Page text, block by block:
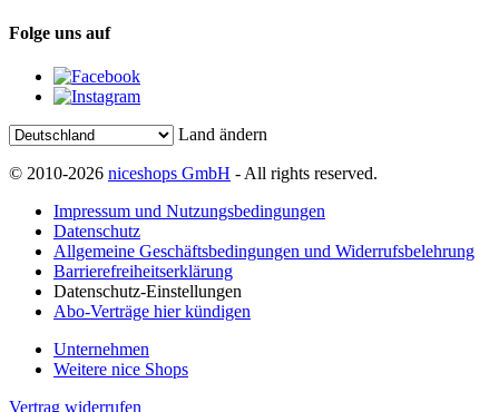
Folge uns auf
Land ändern
© 2010-2026 niceshops GmbH - All rights reserved.
Impressum und Nutzungsbedingungen
Datenschutz
Allgemeine Geschäftsbedingungen und Widerrufsbelehrung
Barrierefreiheitserklärung
Datenschutz-Einstellungen
Abo-Verträge hier kündigen
Unternehmen
Weitere nice Shops
Vertrag widerrufen